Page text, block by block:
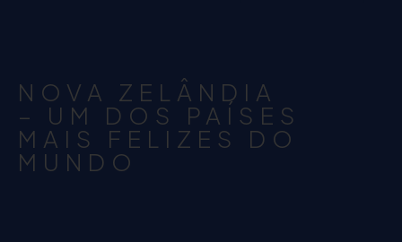
NOVA ZELÂNDIA
– UM DOS PAÍSES
MAIS FELIZES DO
MUNDO